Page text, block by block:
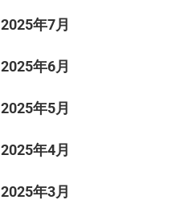
2025年7月
2025年6月
2025年5月
2025年4月
2025年3月